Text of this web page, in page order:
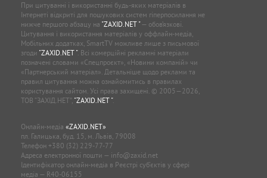
При цитуванні і використанні будь-яких матеріалів в
Інтернеті відкриті для пошукових систем гіперпосилання не
нижче першого абзацу на "ZAXID.NET "— обов’язкові.
Цитування і використання матеріалів у оффлайн-медіа,
Мобільних додатках, SmartTV можливе лише з письмової
згоди "ZAXID.NET ". Всі комерційні рекламні матеріали
позначені словами «Спецпроєкт», «Новини компаній» чи
«Партнерський матеріал». Детальніше щодо реклами та
правил цитування можна ознайомитись в правилах
користування сайтом. Усі права захищені. © 2005—2026,
ТОВ “ЗАХІД.НЕТ”, "ZAXID.NET ".
Онлайн-медіа «ZAXID.NET»
пл. Галицька, буд. 15, м. Львів, 79008
Телефон +380 (32) 229-77-77
Адреса електронної пошти — info@zaxid.net
Ідентифікатор онлайн-медіа в Реєстрі суб'єктів у сфері
медіа — R40-06155